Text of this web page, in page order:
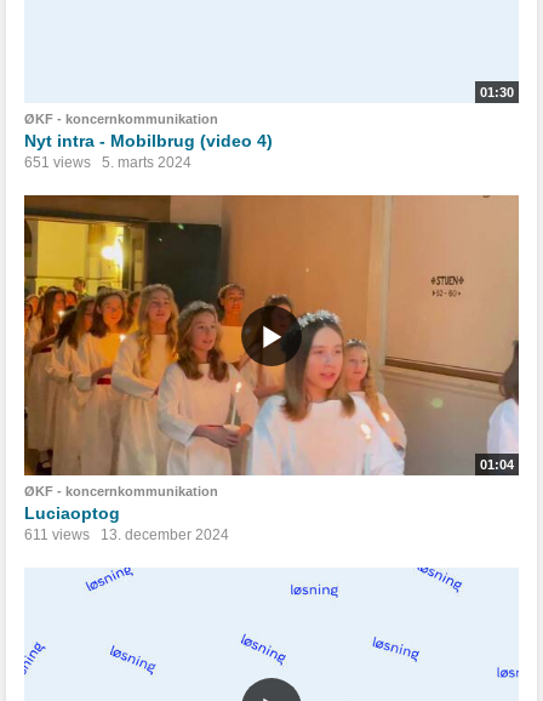
01:30
ØKF - koncernkommunikation
Nyt intra - Mobilbrug (video 4)
651 views 5. marts 2024
01:04
ØKF - koncernkommunikation
Luciaoptog
611 views 13. december 2024